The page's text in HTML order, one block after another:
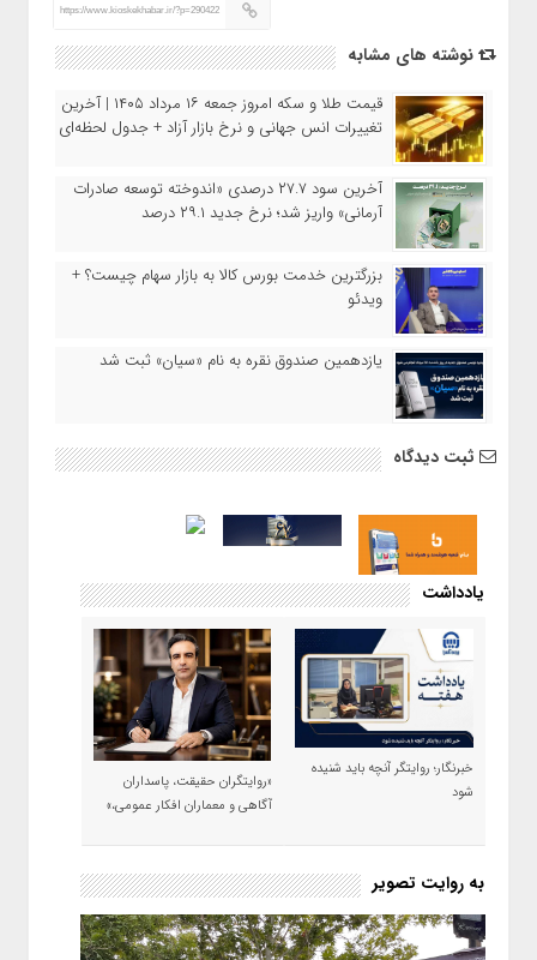
https://www.kioskekhabar.ir/?p=290422
نوشته های مشابه
قیمت طلا و سکه امروز جمعه ۱۶ مرداد ۱۴۰۵ | آخرین
تغییرات انس جهانی و نرخ بازار آزاد + جدول لحظه‌ای
آخرین سود ۲۷.۷ درصدی «اندوخته توسعه صادرات
آرمانی» واریز شد؛ نرخ جدید ۲۹.۱ درصد
بزرگترین خدمت بورس کالا به بازار سهام چیست؟ +
ویدئو
یازدهمین صندوق نقره به نام «سیان» ثبت شد
ثبت دیدگاه
یادداشت
خبرنگار؛ روایتگر آنچه باید شنیده
شود
«روایتگران حقیقت، پاسداران
آگاهی و معماران افکار عمومی،»
به روایت تصویر